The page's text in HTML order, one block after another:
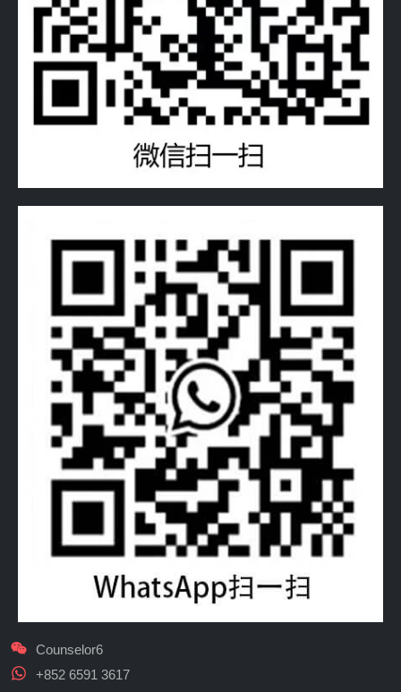
Counselor6
+852 6591 3617